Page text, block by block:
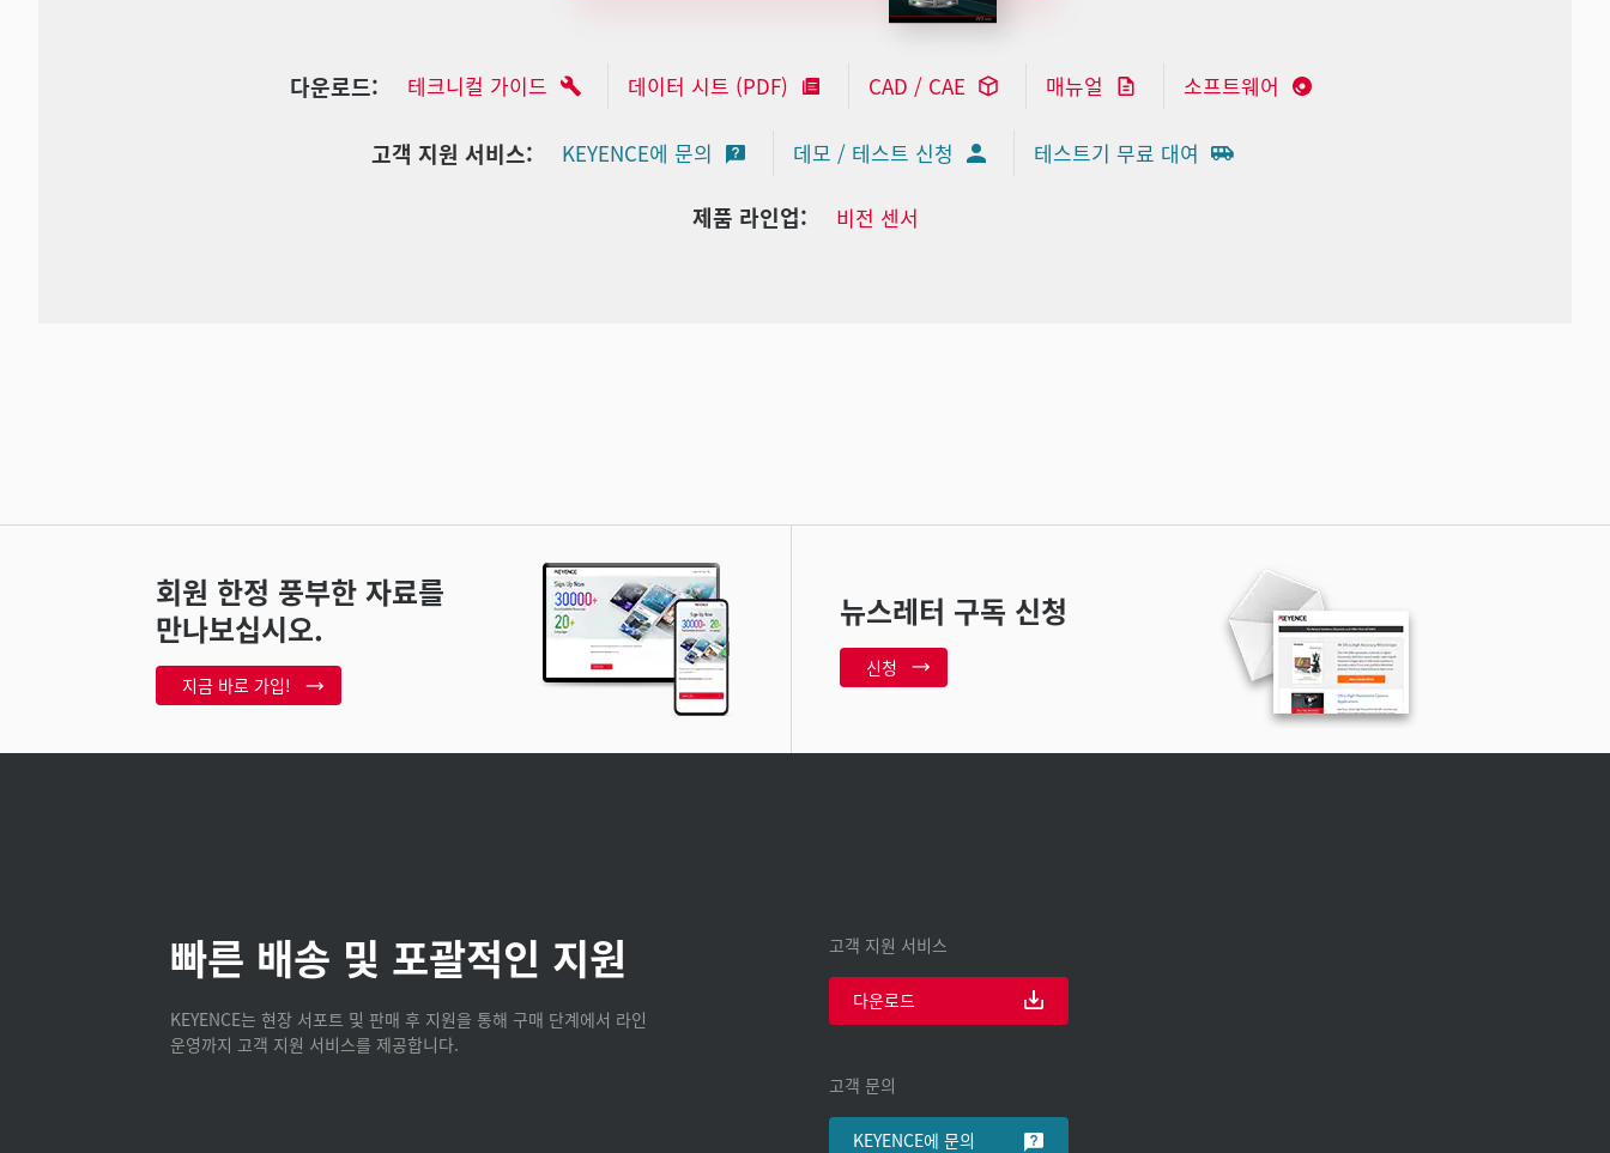
다운로드: 테크니컬 가이드 데이터 시트 (PDF) CAD / CAE 매뉴얼 소프트웨어
고객 지원 서비스: KEYENCE에 문의 데모 / 테스트 신청 테스트기 무료 대여
제품 라인업: 비전 센서
회원 한정 풍부한 자료를
만나보십시오.
지금 바로 가입!
뉴스레터 구독 신청
신청
빠른 배송 및 포괄적인 지원
KEYENCE는 현장 서포트 및 판매 후 지원을 통해 구매 단계에서 라인
운영까지 고객 지원 서비스를 제공합니다.
고객 지원 서비스
다운로드
고객 문의
KEYENCE에 문의